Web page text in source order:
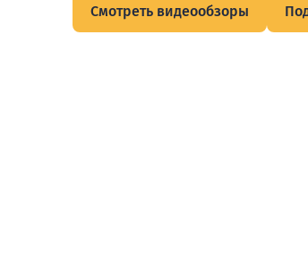
Смотреть видеообзоры